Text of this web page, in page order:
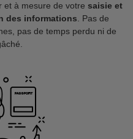
et à mesure de votre saisie et
des informations . Pas de
pas de temps perdu ni de